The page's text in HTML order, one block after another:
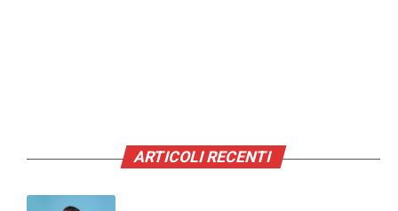
ARTICOLI RECENTI